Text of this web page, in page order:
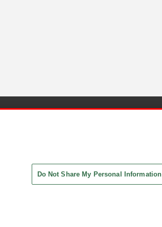
Do Not Share My Personal Information